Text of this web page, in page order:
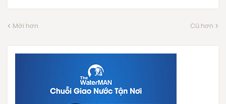
Mới hơn Cũ hơn